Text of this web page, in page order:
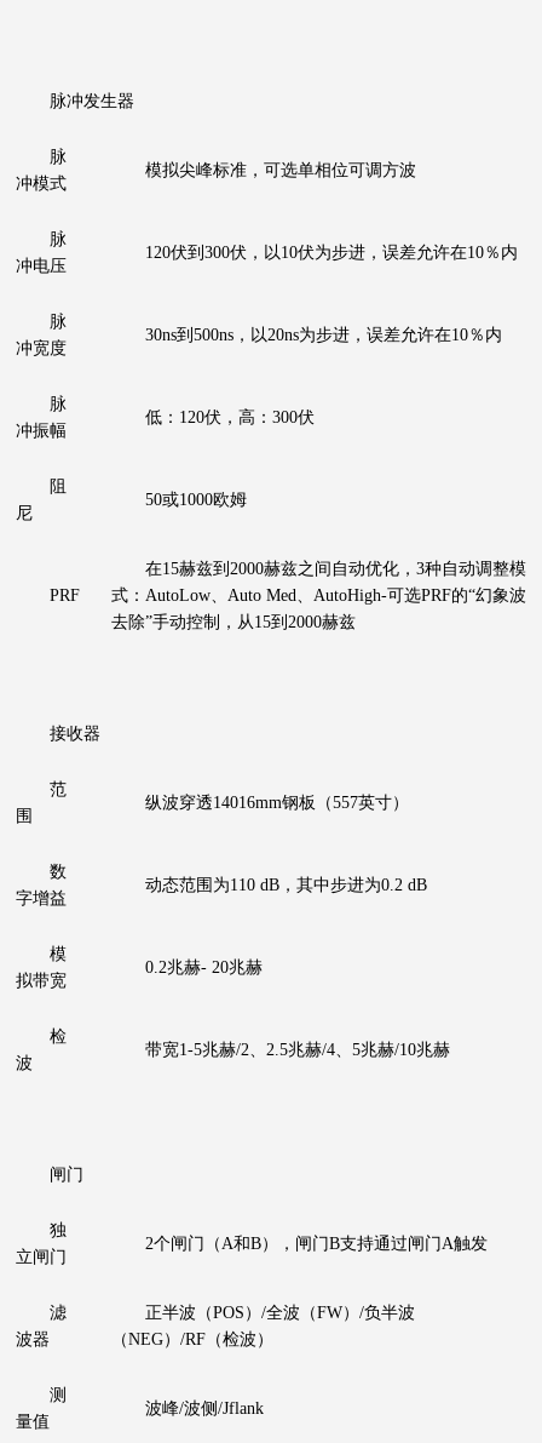
脉冲发生器
脉
冲模式
模拟尖峰标准，可选单相位可调方波
脉
冲电压
120伏到300伏，以10伏为步进，误差允许在10％内
脉
冲宽度
30ns到500ns，以20ns为步进，误差允许在10％内
脉
冲振幅
低：120伏，高：300伏
阻
尼
50或1000欧姆
PRF
在15赫兹到2000赫兹之间自动优化，3种自动调整模
式：AutoLow、Auto Med、AutoHigh-可选PRF的“幻象波
去除”手动控制，从15到2000赫兹
接收器
范
围
纵波穿透14016mm钢板（557英寸）
数
字增益
动态范围为110 dB，其中步进为0.2 dB
模
拟带宽
0.2兆赫- 20兆赫
检
波
带宽1-5兆赫/2、2.5兆赫/4、5兆赫/10兆赫
闸门
独
立闸门
2个闸门（A和B），闸门B支持通过闸门A触发
滤
波器
正半波（POS）/全波（FW）/负半波
（NEG）/RF（检波）
测
量值
波峰/波侧/Jflank